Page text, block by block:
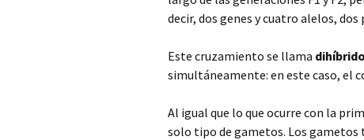
decir, dos genes y cuatro alelos, dos
Este cruzamiento se llama dihíbrido
simultáneamente: en este caso, el
Al igual que lo que ocurre con la
solo tipo de gametos. Los gametos